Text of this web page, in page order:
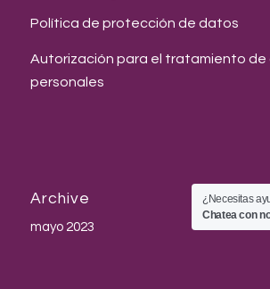
Política de protección de datos
Autorización para el tratamiento de
personales
Archive
mayo 2023
¿Necesitas
Chatea con